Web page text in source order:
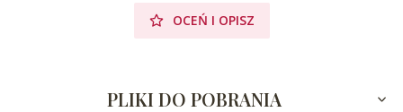
OCEŃ I OPISZ
PLIKI DO POBRANIA